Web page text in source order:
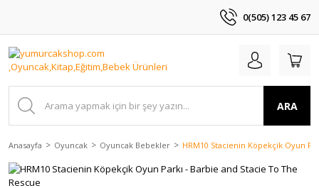
0(505) 123 45 67
ARA
Anasayfa Oyuncak Oyuncak Bebekler HRM10 Stacienin Köpekçik Oyun